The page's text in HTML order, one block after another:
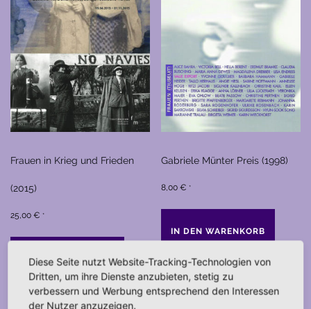
Frauen in Krieg und Frieden
(2015)
25,00 € *
IN DEN WARENKORB
Gabriele Münter Preis (1998)
8,00€ *
IN DEN WARENKORB
Diese Seite nutzt Website-Tracking-Technologien von
Dritten, um ihre Dienste anzubieten, stetig zu
verbessern und Werbung entsprechend den Interessen
der Nutzer anzuzeigen.